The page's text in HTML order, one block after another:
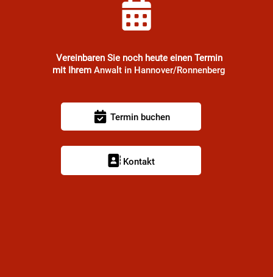
Vereinbaren Sie noch heute einen Termin
mit IhremAnwalt in Hannover/Ronnenberg
Termin buchen
Kontakt